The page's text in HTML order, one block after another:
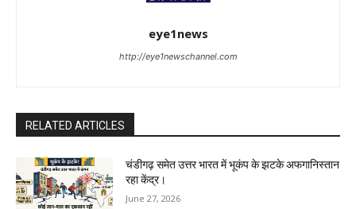
eye1news
http://eye1newschannel.com
RELATED ARTICLES
चंडीगढ़ समेत उत्तर भारत में भूकंप के झटके अफगानिस्तान
रहा केंद्र।
June 27, 2026